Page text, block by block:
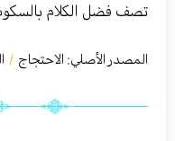
تصف فضل الكلام
المصدر الأصلي: الاحتجاج /